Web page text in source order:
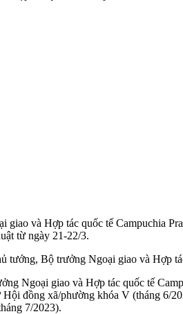
và Hợp tác quốc tế Campuchia
từ ngày 21-22/3.
Bộ trưởng Ngoại giao và Hợp
Ngoại giao và Hợp tác quốc tế
đồng xã/phường khóa V (tháng
7/2023).